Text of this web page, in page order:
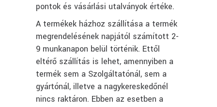
pontok és vásárlási utalványok értéke.
A termékek házhoz szállítása a termék
megrendelésének napjától számított 2-
9 munkanapon belül történik. Ettől
eltérő szállítás is lehet, amennyiben a
termék sem a Szolgáltatónál, sem a
gyártónál, illetve a nagykereskedőnél
nincs raktáron. Ebben az esetben a